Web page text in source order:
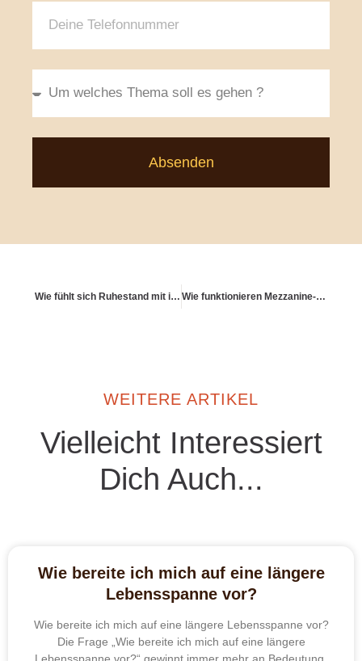
Absenden
Wie fühlt sich Ruhestand mit innerer Freiheit an? Wie funktionieren Mezzanine-Finanzierungen als Investmentmodell?
WEITERE ARTIKEL
Vielleicht Interessiert
Dich Auch...
Wie bereite ich mich auf eine längere
Lebensspanne vor?
Wie bereite ich mich auf eine längere Lebensspanne vor?
Die Frage „Wie bereite ich mich auf eine längere
Lebensspanne vor?“ gewinnt immer mehr an Bedeutung.